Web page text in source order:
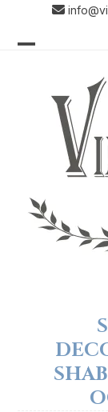
content
menu
menu